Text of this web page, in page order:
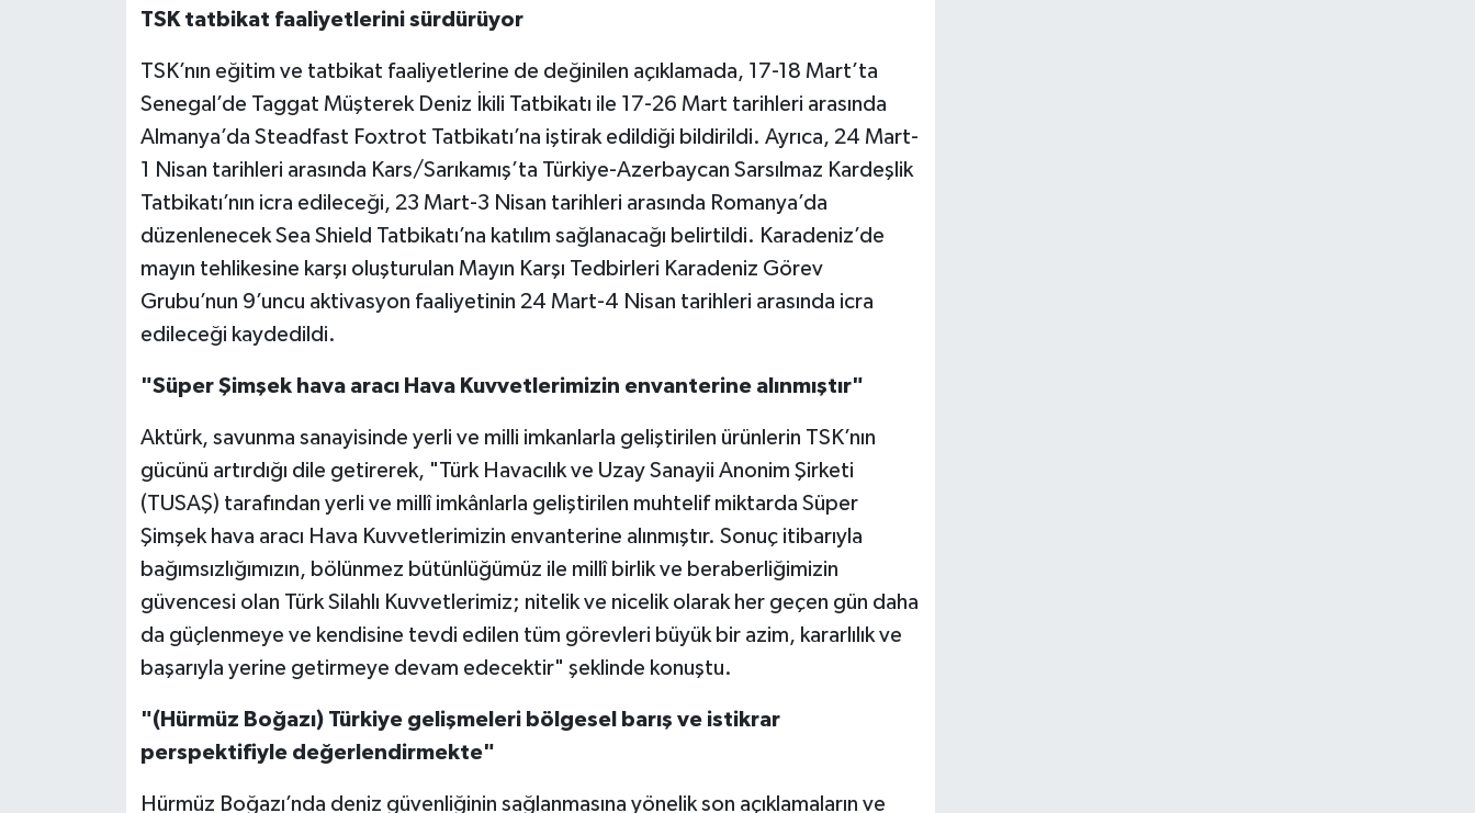
TSK tatbikat faaliyetlerini sürdürüyor
TSK’nın eğitim ve tatbikat faaliyetlerine de değinilen açıklamada, 17-18 Mart’ta
Senegal’de Taggat Müşterek Deniz İkili Tatbikatı ile 17-26 Mart tarihleri arasında
Almanya’da Steadfast Foxtrot Tatbikatı’na iştirak edildiği bildirildi. Ayrıca, 24 Mart-
1 Nisan tarihleri arasında Kars/Sarıkamış’ta Türkiye-Azerbaycan Sarsılmaz Kardeşlik
Tatbikatı’nın icra edileceği, 23 Mart-3 Nisan tarihleri arasında Romanya’da
düzenlenecek Sea Shield Tatbikatı’na katılım sağlanacağı belirtildi. Karadeniz’de
mayın tehlikesine karşı oluşturulan Mayın Karşı Tedbirleri Karadeniz Görev
Grubu’nun 9’uncu aktivasyon faaliyetinin 24 Mart-4 Nisan tarihleri arasında icra
edileceği kaydedildi.
"Süper Şimşek hava aracı Hava Kuvvetlerimizin envanterine alınmıştır"
Aktürk, savunma sanayisinde yerli ve milli imkanlarla geliştirilen ürünlerin TSK’nın
gücünü artırdığı dile getirerek, "Türk Havacılık ve Uzay Sanayii Anonim Şirketi
(TUSAŞ) tarafından yerli ve millî imkânlarla geliştirilen muhtelif miktarda Süper
Şimşek hava aracı Hava Kuvvetlerimizin envanterine alınmıştır. Sonuç itibarıyla
bağımsızlığımızın, bölünmez bütünlüğümüz ile millî birlik ve beraberliğimizin
güvencesi olan Türk Silahlı Kuvvetlerimiz; nitelik ve nicelik olarak her geçen gün daha
da güçlenmeye ve kendisine tevdi edilen tüm görevleri büyük bir azim, kararlılık ve
başarıyla yerine getirmeye devam edecektir" şeklinde konuştu.
"(Hürmüz Boğazı) Türkiye gelişmeleri bölgesel barış ve istikrar
perspektifiyle değerlendirmekte"
Hürmüz Boğazı’nda deniz güvenliğinin sağlanmasına yönelik son açıklamaların ve